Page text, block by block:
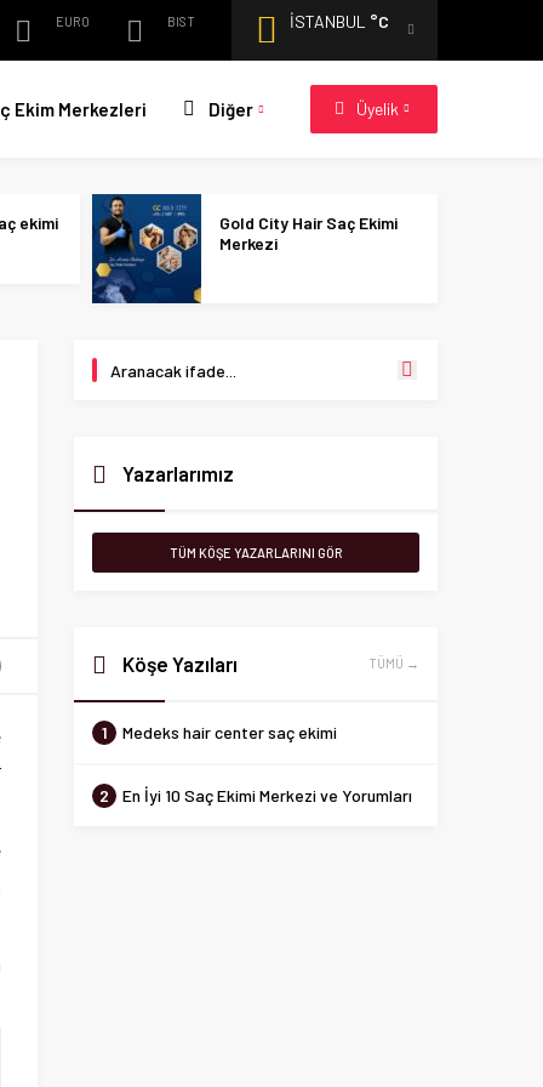
EURO BIST İSTANBUL °C
Üyelik
Ekim Merkezleri Diğer
ekimi
Gold City Hair Saç Ekimi
Merkezi
Yazarlarımız
TÜM KÖŞE YAZARLARINI GÖR
Köşe Yazıları TÜMÜ →
1 Medeks hair center saç ekimi
2 En İyi 10 Saç Ekimi Merkezi ve Yorumları